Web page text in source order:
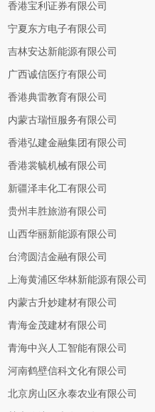
香港宝利证券有限公司
宁夏东方电子有限公司
吉林安达新能源有限公司
广西诚信医疗有限公司
香港典雷教育有限公司
内蒙古瑞恒服务有限公司
香港弘建金融集团有限公司
香港裳毓机械有限公司
新疆泽丰化工有限公司
贵州丰胜旅游有限公司
山西华丽新能源有限公司
台湾圆洁金融有限公司
上海黄浦区华林新能源有限公司
内蒙古升妙建材有限公司
青海金茂建材有限公司
青海中兴人工智能有限公司
河南鹤壁信科文化有限公司
北京房山区永泰农业有限公司